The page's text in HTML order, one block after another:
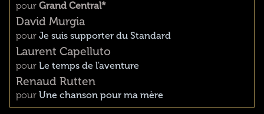
pour Grand Central*
David Murgia
pour Je suis supporter du Standard
Laurent Capelluto
pour Le temps de l'aventure
Renaud Rutten
pour Une chanson pour ma mère